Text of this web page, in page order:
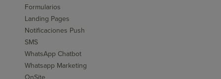
Formularios
Landing Pages
Notificaciones Push
SMS
WhatsApp Chatbot
Whatsapp Marketing
OnSite